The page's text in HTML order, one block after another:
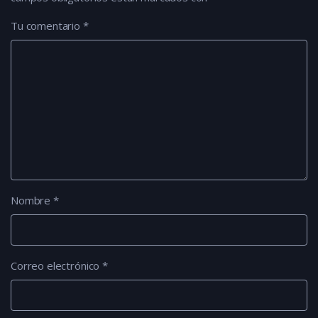
Tu comentario *
Nombre *
Correo electrónico*